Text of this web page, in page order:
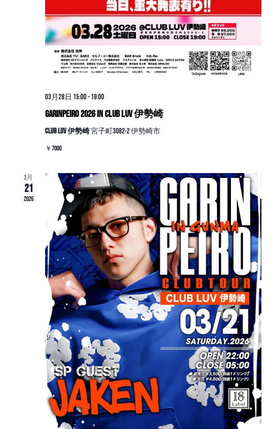
03月28日 15:00- 19:00
GarinPeiro 2026 in CLUB LUV 伊勢崎
CLUB LUV 伊勢崎宮子町3082-2 伊勢崎市
￥7000
3月
21
2026